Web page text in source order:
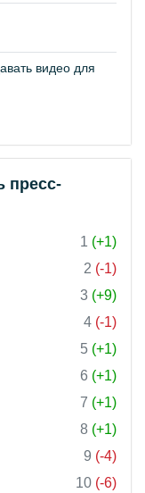
видео для
пресс-
1 (+1)
2 (-1)
3 (+9)
4 (-1)
5 (+1)
6 (+1)
7 (+1)
8 (+1)
9 (-4)
10 (-6)